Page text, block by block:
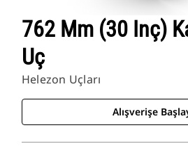
762 Mm (30 Inç)
Uç
Helezon Uçları
Alışverişe